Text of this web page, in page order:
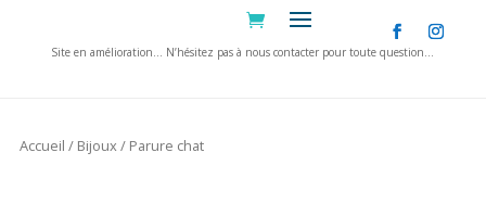
Site en amélioration… N’hésitez pas à nous contacter pour toute question…
Commerçant Glass Stardust verrerie à la flamme
Accueil / Bijoux/ Parure chat